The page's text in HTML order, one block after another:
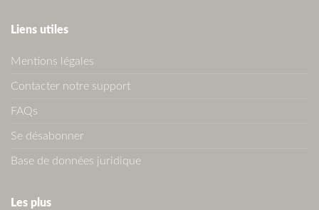
Liens utiles
Mentions légales
Contacter notre support
FAQs
Se désabonner
Base de données juridique
Les plus